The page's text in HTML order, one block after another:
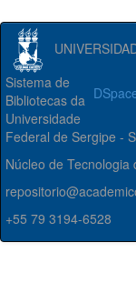
Sistema de
Bibliotecas da
Universidade
Federal de Sergipe -
Núcleo de
+55 79 3194-6528